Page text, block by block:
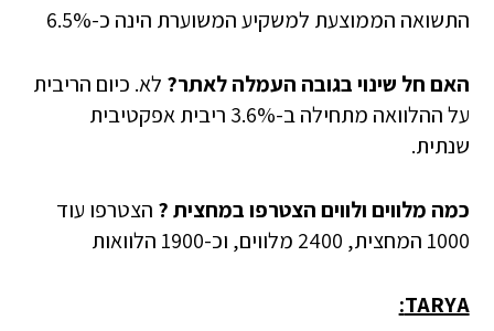
התשואה הממוצעת למשקיע המשוערת הינה כ-6.5%
האם חל שינוי בגובה העמלה לאתר? לא. כיום הריבית
על ההלוואה מתחילה ב-3.6% ריבית אפקטיבית
שנתית.
כמה מלווים ולווים הצטרפו במחצית ? הצטרפו עוד
1000 המחצית, 2400 מלווים, וכ-1900 הלוואות
TARYA
: